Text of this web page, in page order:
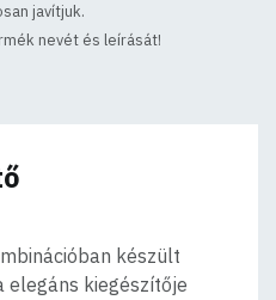
javítjuk.
nevét és leírását!
készült
kiegészítője